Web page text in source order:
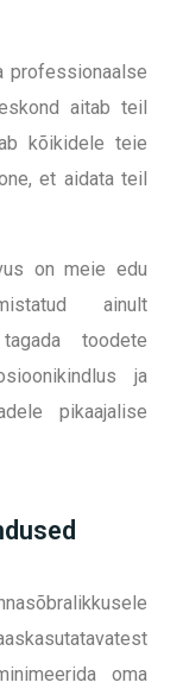
professionaalse
aitab teil
kõikidele teie
et aidata teil
on meie edu
ainult
toodete
ja
pikaajalise
oma